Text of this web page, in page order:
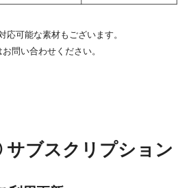
応可能な素材もございます。
問い合わせください。
ブスクリプション